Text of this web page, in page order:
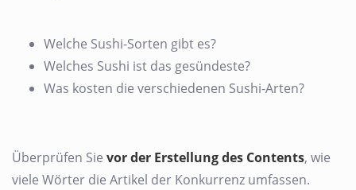
Welche Sushi-Sorten gibt es?
Welches Sushi ist das gesündeste?
Was kosten die verschiedenen Sushi-Arten?
Überprüfen Sie vor der Erstellung des Contents, wie
viele Wörter die Artikel der Konkurrenz umfassen.